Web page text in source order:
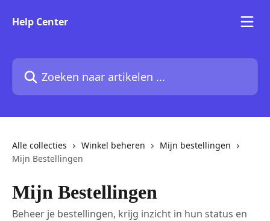
Help Center
Zoeken naar artikelen ...
Alle collecties Winkel beheren
Mijn bestellingen
Mijn Bestellingen
Mijn Bestellingen
Beheer je bestellingen, krijg inzicht in hun status en